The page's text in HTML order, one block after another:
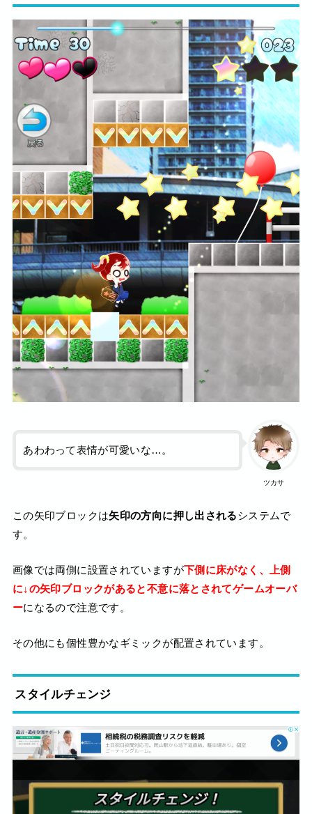
ツカサ
あわわって表情が可愛いな…。
この矢印ブロックは矢印の方向に押し出されるシステムで
す。
画像では両側に設置されていますが下側に床がなく、上側
に↓の矢印ブロックがあると不意に落とされてゲームオーバ
ーになるので注意です。
その他にも個性豊かなギミックが配置されています。
スタイルチェンジ